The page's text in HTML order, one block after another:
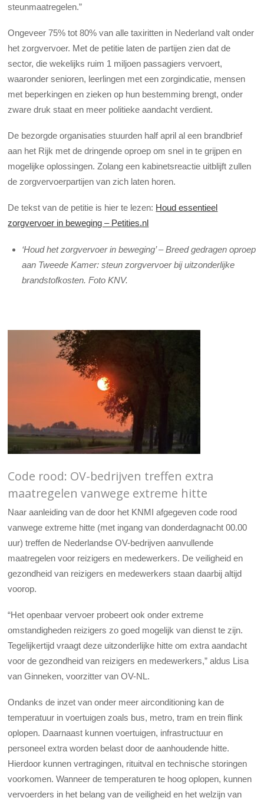
steunmaatregelen.”
Ongeveer 75% tot 80% van alle taxiritten in Nederland valt onder
het zorgvervoer. Met de petitie laten de partijen zien dat de
sector, die wekelijks ruim 1 miljoen passagiers vervoert,
waaronder senioren, leerlingen met een zorgindicatie, mensen
met beperkingen en zieken op hun bestemming brengt, onder
zware druk staat en meer politieke aandacht verdient.
De bezorgde organisaties stuurden half april al een brandbrief
aan het Rijk met de dringende oproep om snel in te grijpen en
mogelijke oplossingen. Zolang een kabinetsreactie uitblijft zullen
de zorgvervoerpartijen van zich laten horen.
De tekst van de petitie is hier te lezen: Houd essentieel
zorgvervoer in beweging – Petities.nl
‘Houd het zorgvervoer in beweging’ – Breed gedragen oproep
aan Tweede Kamer: steun zorgvervoer bij uitzonderlijke
brandstofkosten. Foto KNV.
Code rood: OV-bedrijven treffen extra
maatregelen vanwege extreme hitte
Naar aanleiding van de door het KNMI afgegeven code rood
vanwege extreme hitte (met ingang van donderdagnacht 00.00
uur) treffen de Nederlandse OV-bedrijven aanvullende
maatregelen voor reizigers en medewerkers. De veiligheid en
gezondheid van reizigers en medewerkers staan daarbij altijd
voorop.
“Het openbaar vervoer probeert ook onder extreme
omstandigheden reizigers zo goed mogelijk van dienst te zijn.
Tegelijkertijd vraagt deze uitzonderlijke hitte om extra aandacht
voor de gezondheid van reizigers en medewerkers,” aldus Lisa
van Ginneken, voorzitter van OV-NL.
Ondanks de inzet van onder meer airconditioning kan de
temperatuur in voertuigen zoals bus, metro, tram en trein flink
oplopen. Daarnaast kunnen voertuigen, infrastructuur en
personeel extra worden belast door de aanhoudende hitte.
Hierdoor kunnen vertragingen, rituitval en technische storingen
voorkomen. Wanneer de temperaturen te hoog oplopen, kunnen
vervoerders in het belang van de veiligheid en het welzijn van